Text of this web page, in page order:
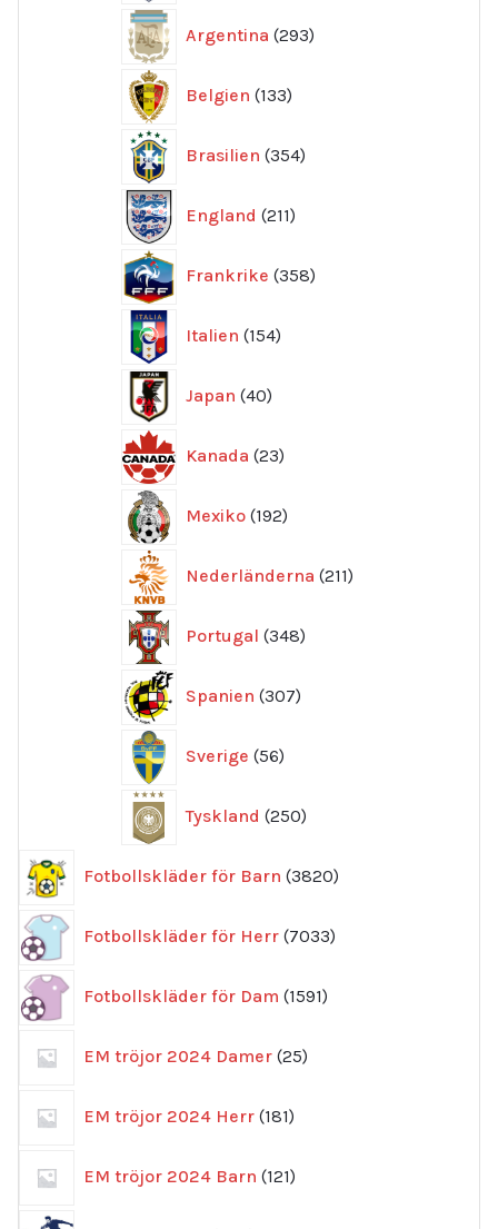
Argentina 293
produkter
Belgien 133
produkter
Brasilien 354
produkter
England 211
produkter
Frankrike 358
produkter
Italien 154
produkter
Japan 40
produkter
Kanada 23
produkter
Mexiko 192
produkter
Nederländerna 211
produkter
Portugal 348
produkter
Spanien 307
produkter
Sverige 56
produkter
Tyskland 250
produkter
Fotbollskläder för Barn 3820
produkter
Fotbollskläder för Herr 7033
produkter
Fotbollskläder för Dam 1591
produkter
EM tröjor 2024 Damer 25
produkter
EM tröjor 2024 Herr 181
produkter
EM tröjor 2024 Barn 121
produkter